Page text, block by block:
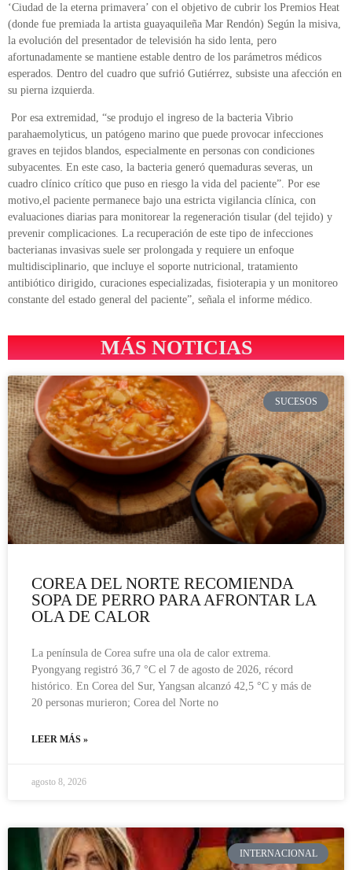
‘Ciudad de la eterna primavera’ con el objetivo de cubrir los Premios Heat
(donde fue premiada la artista guayaquileña Mar Rendón) Según la misiva,
la evolución del presentador de televisión ha sido lenta, pero
afortunadamente se mantiene estable dentro de los parámetros médicos
esperados. Dentro del cuadro que sufrió Gutiérrez, subsiste una afección en
su pierna izquierda.
Por esa extremidad, “se produjo el ingreso de la bacteria Vibrio
parahaemolyticus, un patógeno marino que puede provocar infecciones
graves en tejidos blandos, especialmente en personas con condiciones
subyacentes. En este caso, la bacteria generó quemaduras severas, un
cuadro clínico crítico que puso en riesgo la vida del paciente”. Por ese
motivo,el paciente permanece bajo una estricta vigilancia clínica, con
evaluaciones diarias para monitorear la regeneración tisular (del tejido) y
prevenir complicaciones. La recuperación de este tipo de infecciones
bacterianas invasivas suele ser prolongada y requiere un enfoque
multidisciplinario, que incluye el soporte nutricional, tratamiento
antibiótico dirigido, curaciones especializadas, fisioterapia y un monitoreo
constante del estado general del paciente”, señala el informe médico.
MÁS NOTICIAS
SUCESOS
COREA DEL NORTE RECOMIENDA
SOPA DE PERRO PARA AFRONTAR LA
OLA DE CALOR
La península de Corea sufre una ola de calor extrema.
Pyongyang registró 36,7 °C el 7 de agosto de 2026, récord
histórico. En Corea del Sur, Yangsan alcanzó 42,5 °C y más de
20 personas murieron; Corea del Norte no
LEER MÁS »
agosto 8, 2026
INTERNACIONAL